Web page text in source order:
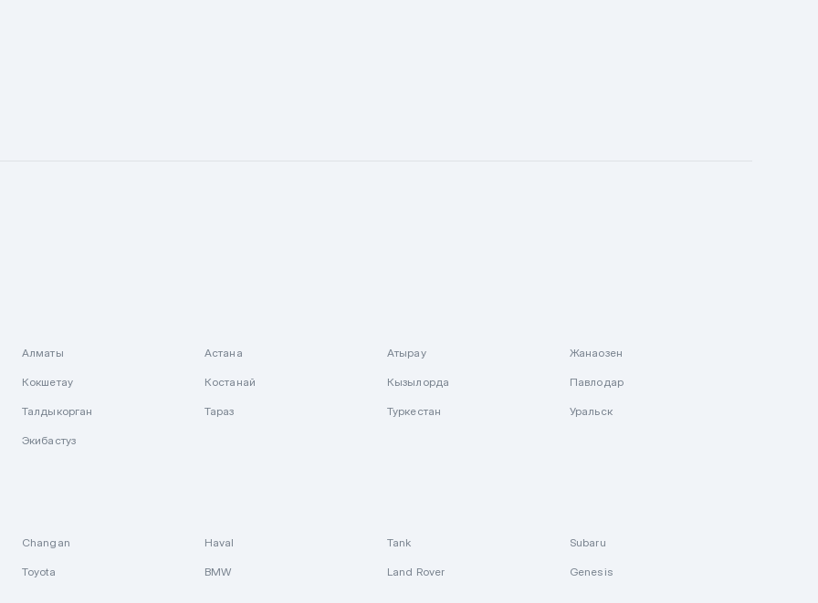
Алматы Астана Атырау Жанаозен
Кокшетау Костанай Кызылорда Павлодар
Талдыкорган Тараз Туркестан Уральск
Экибастуз
Changan Haval Tank Subaru
Toyota BMW Land Rover Genesis